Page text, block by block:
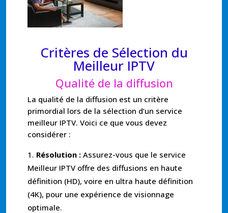
Critères de Sélection du
Meilleur IPTV
Qualité de la diffusion
La qualité de la diffusion est un critère
primordial lors de la sélection d’un service
meilleur IPTV. Voici ce que vous devez
considérer :
Résolution : Assurez-vous que le service
Meilleur IPTV offre des diffusions en haute
définition (HD), voire en ultra haute définition
(4K), pour une expérience de visionnage
optimale.